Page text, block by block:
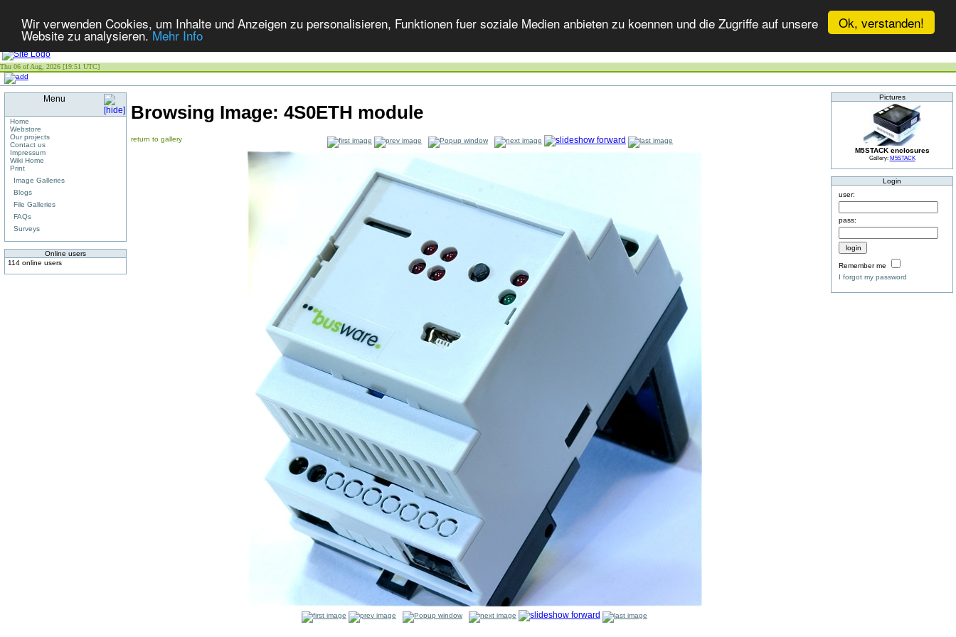
Ok, verstanden!
Wir verwenden Cookies, um Inhalte und Anzeigen zu personalisieren, Funktionen fuer soziale Medien anbieten zu koennen und die Zugriffe auf unsere
Website zu analysieren.Mehr Info
Thu 06 of Aug, 2026 [19:51 UTC]
Menu
Home
Webstore
Our projects
Contact us
Impressum
Wiki Home
Print
Image Galleries
Blogs
File Galleries
FAQs
Surveys
Online users
114 online users
Browsing Image: 4S0ETH module
return to gallery
Pictures
M5STACK enclosures
Gallery: M5STACK
Login
user:
pass:
Remember me
I forgot my password